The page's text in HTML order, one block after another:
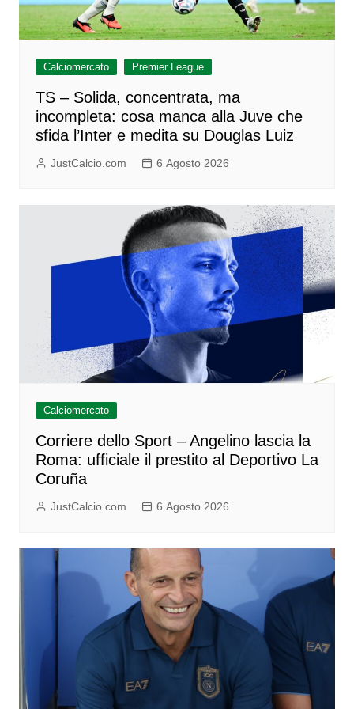
Calciomercato Premier League
TS – Solida, concentrata, ma
incompleta: cosa manca alla Juve che
sfida l’Inter e medita su Douglas Luiz
JustCalcio.com 6 Agosto 2026
Calciomercato
Corriere dello Sport – Angelino lascia la
Roma: ufficiale il prestito al Deportivo La
Coruña
JustCalcio.com 6 Agosto 2026